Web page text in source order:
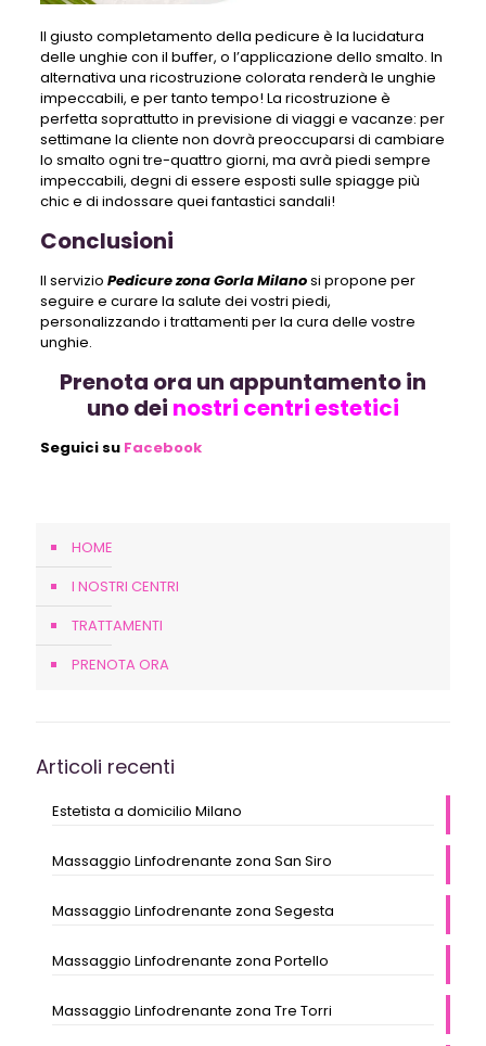
Il giusto completamento della pedicure è la lucidatura
delle unghie con il buffer, o l’applicazione dello smalto. In
alternativa una ricostruzione colorata renderà le unghie
impeccabili, e per tanto tempo! La ricostruzione è
perfetta soprattutto in previsione di viaggi e vacanze: per
settimane la cliente non dovrà preoccuparsi di cambiare
lo smalto ogni tre-quattro giorni, ma avrà piedi sempre
impeccabili, degni di essere esposti sulle spiagge più
chic e di indossare quei fantastici sandali!
Conclusioni
Il servizio Pedicure zona Gorla Milanosi propone per
seguire e curare la salute dei vostri piedi,
personalizzando i trattamenti per la cura delle vostre
unghie.
Prenota ora un appuntamento in
uno dei nostri centri estetici
Seguici su Facebook
HOME
I NOSTRI CENTRI
TRATTAMENTI
PRENOTA ORA
Articoli recenti
Estetista a domicilio Milano
Massaggio Linfodrenante zona San Siro
Massaggio Linfodrenante zona Segesta
Massaggio Linfodrenante zona Portello
Massaggio Linfodrenante zona Tre Torri